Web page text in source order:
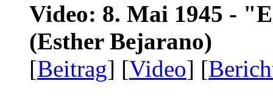
Video: 8. Mai 1945 -
(Esther Bejarano)
[Beitrag] [Video] [